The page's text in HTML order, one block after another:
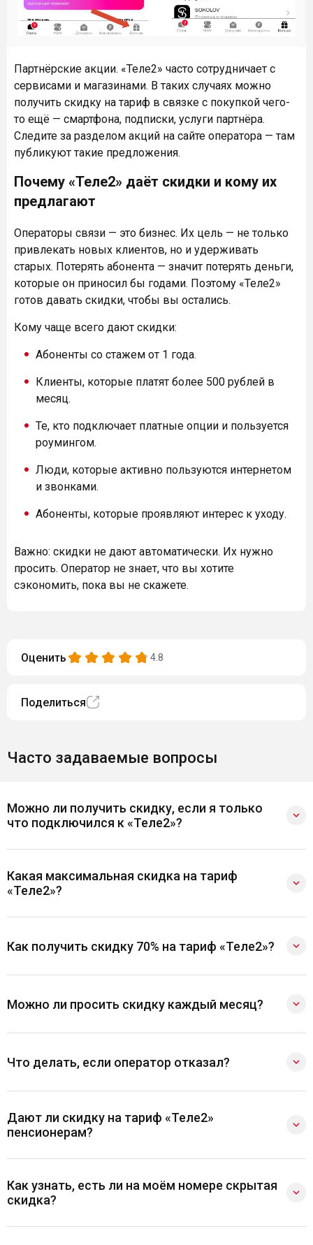
Партнёрские акции. «Теле2» часто сотрудничает с
сервисами и магазинами. В таких случаях можно
получить скидку на тариф в связке с покупкой чего-
то ещё — смартфона, подписки, услуги партнёра.
Следите за разделом акций на сайте оператора — там
публикуют такие предложения.
Почему «Теле2» даёт скидки и кому их
предлагают
Операторы связи — это бизнес. Их цель — не только
привлекать новых клиентов, но и удерживать
старых. Потерять абонента — значит потерять деньги,
которые он приносил бы годами. Поэтому «Теле2»
готов давать скидки, чтобы вы остались.
Кому чаще всего дают скидки:
Абоненты со стажем от 1 года.
Клиенты, которые платят более 500 рублей в
месяц.
Те, кто подключает платные опции и пользуется
роумингом.
Люди, которые активно пользуются интернетом
и звонками.
Абоненты, которые проявляют интерес к уходу.
Важно: скидки не дают автоматически. Их нужно
просить. Оператор не знает, что вы хотите
сэкономить, пока вы не скажете.
Оценить 4.8
Поделиться
Часто задаваемые вопросы
Можно ли получить скидку, если я только
что подключился к «Теле2»?
Какая максимальная скидка на тариф
«Теле2»?
Как получить скидку 70% на тариф «Теле2»?
Можно ли просить скидку каждый месяц?
Что делать, если оператор отказал?
Дают ли скидку на тариф «Теле2»
пенсионерам?
Как узнать, есть ли на моём номере скрытая
скидка?